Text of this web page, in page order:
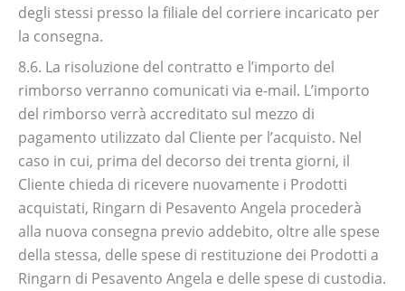
degli stessi presso la filiale del corriere incaricato per
la consegna.
8.6. La risoluzione del contratto e l’importo del
rimborso verranno comunicati via e-mail. L’importo
del rimborso verrà accreditato sul mezzo di
pagamento utilizzato dal Cliente per l’acquisto. Nel
caso in cui, prima del decorso dei trenta giorni, il
Cliente chieda di ricevere nuovamente i Prodotti
acquistati, Ringarn di Pesavento Angela procederà
alla nuova consegna previo addebito, oltre alle spese
della stessa, delle spese di restituzione dei Prodotti a
Ringarn di Pesavento Angela e delle spese di custodia.